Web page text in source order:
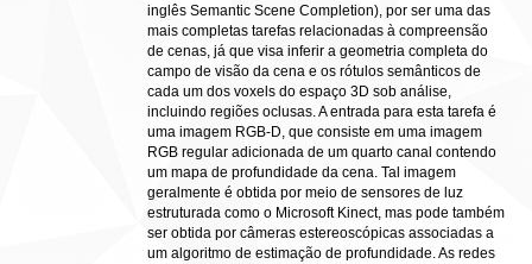
inglês Semantic Scene Completion), por ser uma das
mais completas tarefas relacionadas à compreensão
de cenas, já que visa inferir a geometria completa do
campo de visão da cena e os rótulos semânticos de
cada um dos voxels do espaço 3D sob análise,
incluindo regiões oclusas. A entrada para esta tarefa é
uma imagem RGB-D, que consiste em uma imagem
RGB regular adicionada de um quarto canal contendo
um mapa de profundidade da cena. Tal imagem
geralmente é obtida por meio de sensores de luz
estruturada como o Microsoft Kinect, mas pode também
ser obtida por câmeras estereoscópicas associadas a
um algoritmo de estimação de profundidade. As redes